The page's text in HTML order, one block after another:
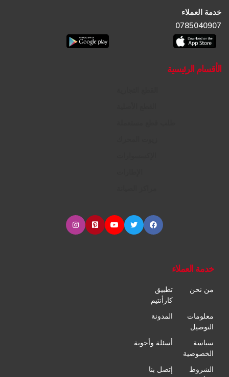
خدمة العملاء
0785040907
الأقسام الرئيسية
خدمة العملاء
من نحن
تطبيق
كارأنتيم
معلومات
التوصيل
المدونة
سياسة
الخصوصية
أسئلة وأجوبة
الشروط
إتصل بنا